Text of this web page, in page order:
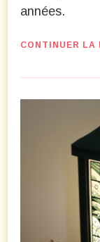
années.
CONTINUER LA